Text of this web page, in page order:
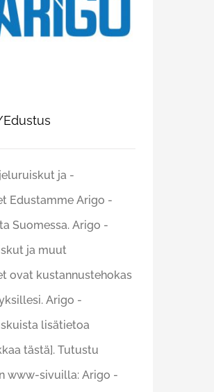
ja -
Edustamme Arigo -
Suomessa. Arigo -
ja muut
ovat kustannustehokas
Arigo -
lisätietoa
tästä]. Tutustu
www-sivuilla: Arigo -